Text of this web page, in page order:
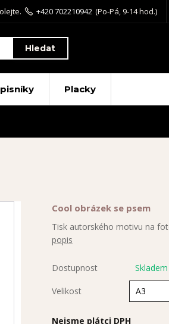
Hledat
+420 702210942 (Po-Pá, 9-14 hod.)
Placky
Cool obrázek se psem
Tisk autorského motivu na
popis
Dostupnost Skladem
Velikost
Nejsme plátci DPH